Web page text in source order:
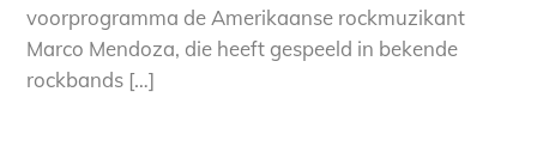
voorprogramma de Amerikaanse rockmuzikant
Marco Mendoza, die heeft gespeeld in bekende
rockbands […]